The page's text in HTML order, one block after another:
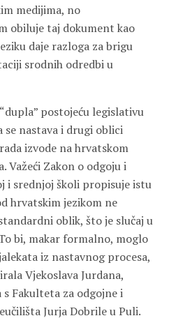
medijima, no
obiluje taj dokument kao
daje razloga za brigu
srodnih odredbi u
postojeću legislativu
se nastava i drugi oblici
izvode na hrvatskom
Važeći Zakon o odgoju i
i srednjoj školi propisuje istu
hrvatskim jezikom ne
oblik, što je slučaj u
bi, makar formalno, moglo
iz nastavnog procesa,
Vjekoslava Jurdana,
Fakulteta za odgojne i
Jurja Dobrile u Puli.